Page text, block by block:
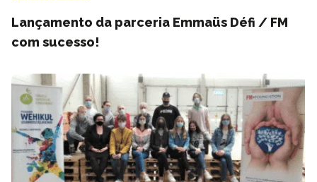
Lançamento da parceria Emmaüs Défi / FM
com sucesso!